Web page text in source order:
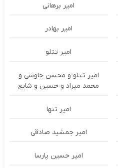
امیر برهانی
امیر بهادر
امیر تتلو
امیر تتلو و محسن چاوشی و
محمد میراد و حسین و شایع
امیر تنها
امیر جمشید صادقی
امیر حسین پارسا